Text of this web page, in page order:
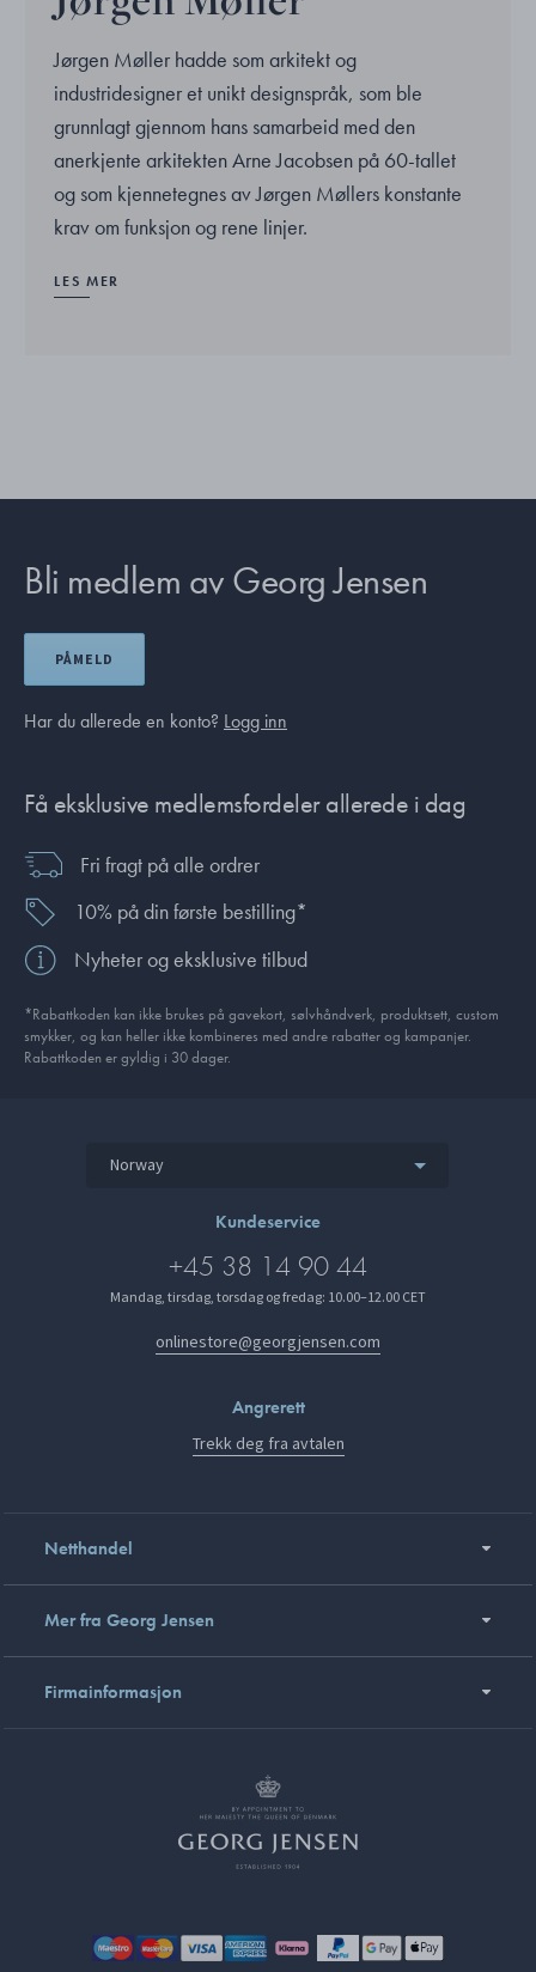
Jørgen Møller hadde som arkitekt og
industridesigner et unikt designspråk, som ble
grunnlagt gjennom hans samarbeid med den
anerkjente arkitekten Arne Jacobsen på 60-tallet
og som kjennetegnes av Jørgen Møllers konstante
krav om funksjon og rene linjer.
LES MER
Bli medlem av Georg Jensen
PÅMELD
Har du allerede en konto? Logg inn
Få eksklusive medlemsfordeler allerede i dag
Fri fragt på alle ordrer
10% på din første bestilling*
Nyheter og eksklusive tilbud
*Rabattkoden kan ikke brukes på gavekort, sølvhåndverk, produkt­sett, custom
smykker, og kan heller ikke kombineres med andre rabatter og kampanjer.
Rabattkoden er gyldig i 30 dager.
Norway
Kundeservice
+45 38 14 90 44
Mandag, tirsdag, torsdag og fredag: 10.00–12.00 CET
onlinestore@georgjensen.com
Angrerett
Trekk deg fra avtalen
Netthandel
Mer fra Georg Jensen
Firmainformasjon